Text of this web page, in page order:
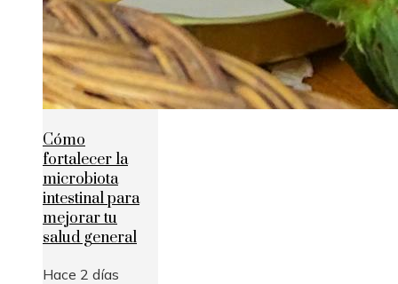
Cómo
fortalecer la
microbiota
intestinal para
mejorar tu
salud general
Hace 2 días